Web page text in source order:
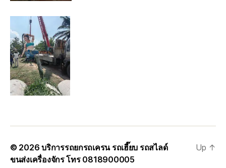
© 2026บริการรถยกรถเครน รถเฮี๊ยบ รถสไลด์
ขนส่งเครื่องจักร โทร 0818900005
Up ↑